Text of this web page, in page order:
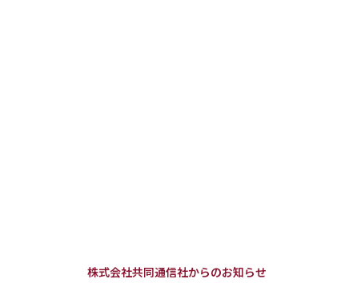
株式会社共同通信社からのお知らせ